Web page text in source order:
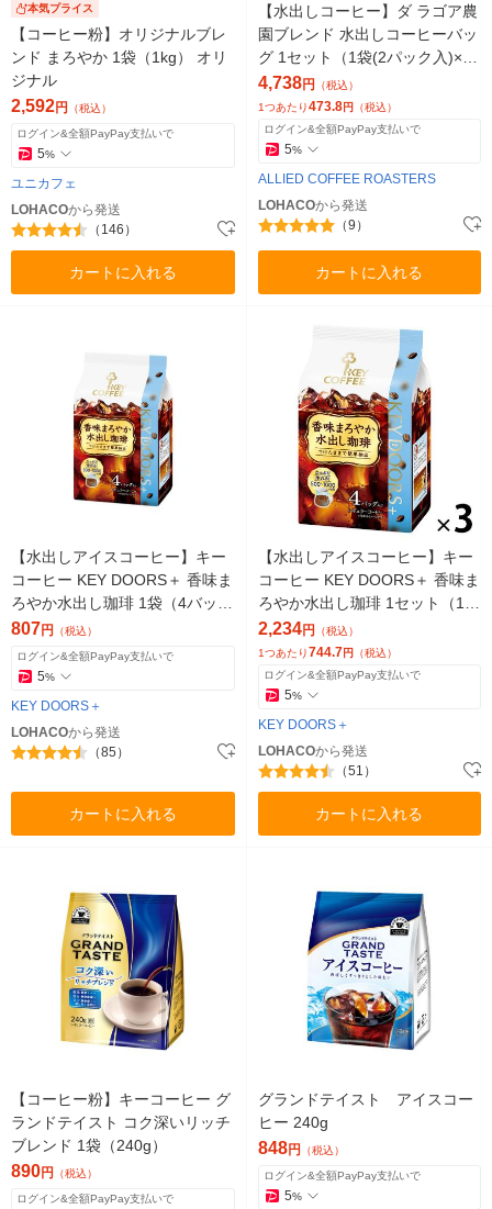
本気プライス
【コーヒー粉】オリジナルブレ
ンド まろやか 1袋（1kg） オリ
ジナル
2,592円 （税込）
ログイン&全額PayPay支払いで
5%
ユニカフェ
LOHACOから発送
（146）
カートに入れる
【水出しコーヒー】ダ ラゴア農
園ブレンド 水出しコーヒーバッ
グ 1セット（1袋(2パック入)×1
0）アライドコーヒーロースタ
ーズ オリジナル
4,738円 （税込）
1つあたり473.8円 （税込）
ログイン&全額PayPay支払いで
5%
ALLIED COFFEE ROASTERS
LOHACOから発送
（9）
カートに入れる
【水出しアイスコーヒー】キー
コーヒー KEY DOORS＋ 香味ま
ろやか水出し珈琲 1袋（4バッグ
入）
807円 （税込）
ログイン&全額PayPay支払いで
5%
KEY DOORS＋
LOHACOから発送
（85）
カートに入れる
【水出しアイスコーヒー】キー
コーヒー KEY DOORS＋ 香味ま
ろやか水出し珈琲 1セット（12
バッグ：4バッグ入×3袋）
2,234円
（税込）
1つあたり744.7 円 （税込）
ログイン&全額PayPay支払いで
5%
KEY DOORS＋
LOHACOから発送
（51）
カートに入れる
【コーヒー粉】キーコーヒー グ
ランドテイスト コク深いリッチ
ブレンド 1袋（240g）
890円 （税込）
ログイン&全額PayPay支払いで
グランドテイスト アイスコー
ヒー 240g
848円 （税込）
ログイン&全額PayPay支払いで
5%